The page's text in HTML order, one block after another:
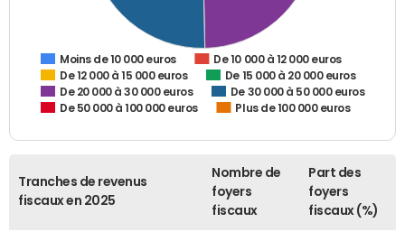
Moins de 10 000 euros
De 10 000 à 12 000 euros
De 12 000 à 15 000 euros
De 15 000 à 20 000 euros
De 20 000 à 30 000 euros
De 30 000 à 50 000 euros
De 50 000 à 100 000 euros
Plus de 100 000 euros
Tranches de revenus
fiscaux en 2025
Nombre de
foyers
fiscaux
Part des
foyers
fiscaux (%)